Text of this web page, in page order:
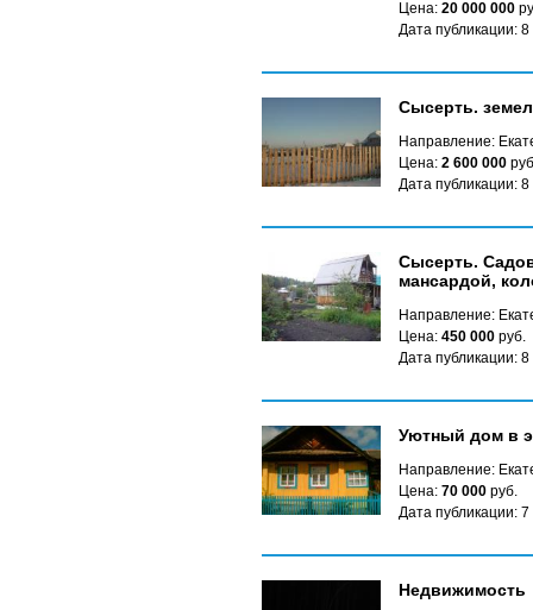
Цена: 20 000 000
Дата публикации:
Сысерть.
Направление:
Цена: 2 600 000
Дата публикации:
Сысерть.
мансардой,
Направление:
Цена: 450 000 руб.
Дата публикации:
Уютный дом в
Направление:
Цена: 70 000 руб.
Дата публикации:
Недвижимость